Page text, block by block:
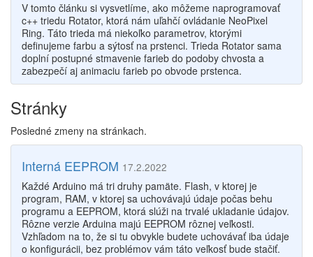
V tomto článku si vysvetlíme, ako môžeme naprogramovať
c++ triedu Rotator, ktorá nám uľahčí ovládanie NeoPixel
Ring. Táto trieda má niekoľko parametrov, ktorými
definujeme farbu a sýtosť na prstenci. Trieda Rotator sama
doplní postupné stmavenie farieb do podoby chvosta a
zabezpečí aj animaciu farieb po obvode prstenca.
Stránky
Posledné zmeny na stránkach.
Interná EEPROM 17.2.2022
Každé Arduino má tri druhy pamäte. Flash, v ktorej je
program, RAM, v ktorej sa uchovávajú údaje počas behu
programu a EEPROM, ktorá slúži na trvalé ukladanie údajov.
Rôzne verzie Arduina majú EEPROM rôznej veľkosti.
Vzhľadom na to, že si tu obvykle budete uchovávať iba údaje
o konfigurácii, bez problémov vám táto veľkosť bude stačiť.